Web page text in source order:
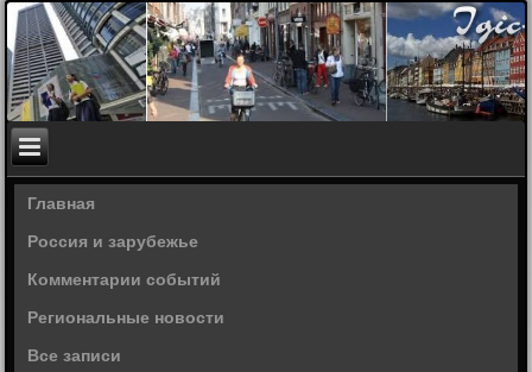
Главная
Россия и зарубежье
Комментарии событий
Региональные новости
Все записи